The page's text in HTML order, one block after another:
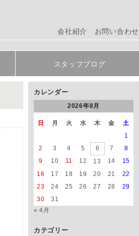
会社紹介 お問い合わせ
スタッフブログ
カレンダー
2026年8月
日 月 火 水 木 金
土
1
2
3 4 5 6 7
8
9
10 11 12 13 14
15
16
17 18 19 20 21
22
23
24 25 26 27 28
29
30
31
« 4月
カテゴリー